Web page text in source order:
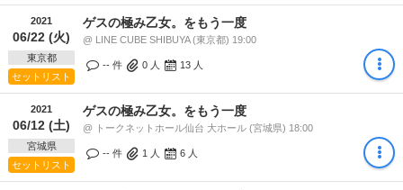
2021
06/22 (火)
東京都
セットリスト
ゲスの極み乙女。をもう一度
@ LINE CUBE SHIBUYA (東京都) 19:00
-- 件 0 人 13 人
2021
06/12 (土)
宮城県
セットリスト
ゲスの極み乙女。をもう一度
@ トークネットホール仙台 大ホール (宮城県) 18:00
-- 件 1 人 6 人